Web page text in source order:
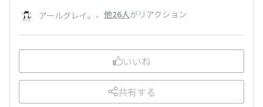
アールグレイ。 、 他26人がリアクション
いいね
共有する